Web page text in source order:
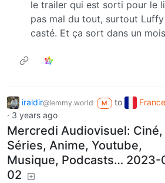
le trailer qui est sorti pour le
pas mal du tout, surtout Luffy
casté. Et ça sort dans un
iraldir@lemmy.world M to France
· 3 years ago
Mercredi Audiovisuel: Ciné,
Séries, Anime, Youtube,
Musique, Podcasts… 2023-
02